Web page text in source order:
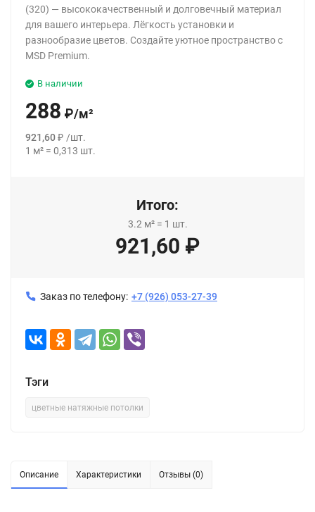
(320) — высококачественный и долговечный материал
для вашего интерьера. Лёгкость установки и
разнообразие цветов. Создайте уютное пространство с
MSD Premium.
В наличии
288 ₽/м²
921,60₽ /шт.
1 м² = 0,313 шт.
Итого:
3.2 м²= 1 шт.
921,60 ₽
Заказ по телефону: +7 (926) 053-27-39
Тэги
цветные натяжные потолки
Описание Характеристики Отзывы (0)